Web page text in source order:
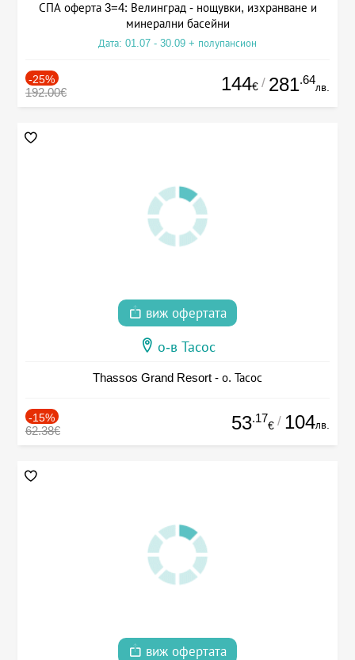
СПА оферта 3=4: Велинград - нощувки, изхранване и
минерални басейни
Дата: 01.07 - 30.09 + полупансион
-25%
192.00€ 144€ / 281.64
лв.
виж офертата
о-в Тасос
Thassos Grand Resort - о. Тасос
-15%
62.38€ 53.17
€ / 104лв.
виж офертата